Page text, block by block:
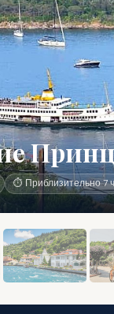
⏱ Приблизительно 7